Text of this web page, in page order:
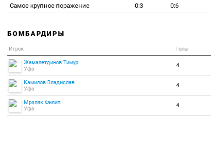
Самое крупное поражение
0:3 0:6
БОМБАРДИРЫ
Игрок Голы
Жамалетдинов Тимур
Уфа
4
Камилов Владислав
Уфа
4
Мрзляк Филип
Уфа
4